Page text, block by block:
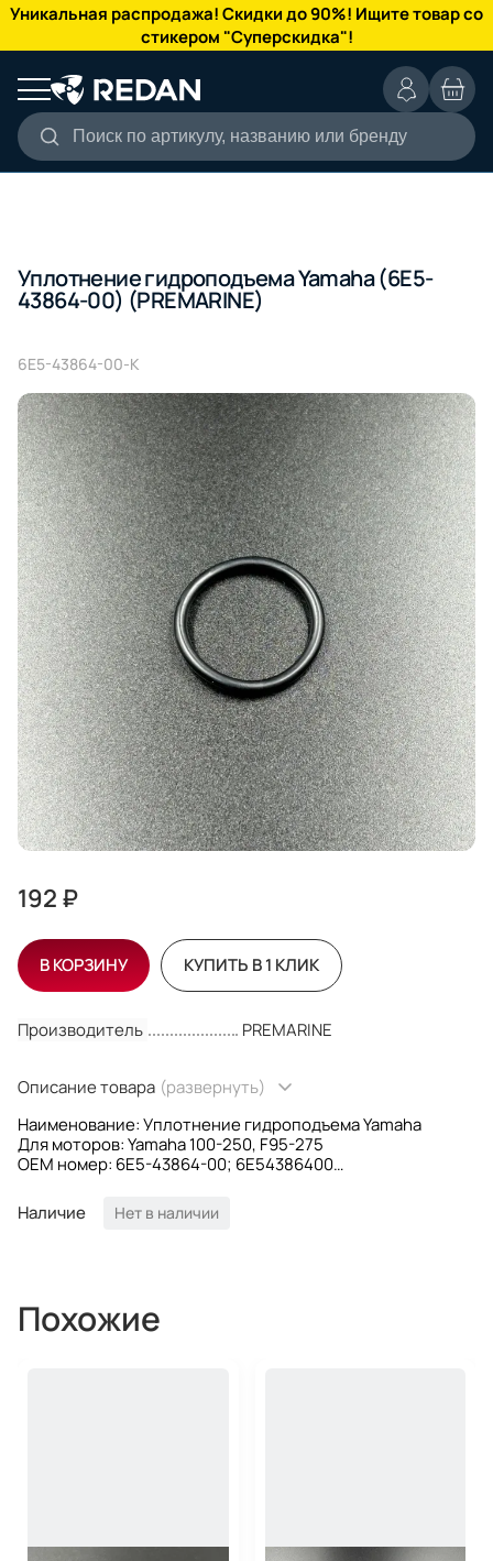
Уникальная распродажа! Скидки до 90%! Ищите товар со
стикером "Суперскидка"!
Поиск по артикулу, названию или бренду
КАТАЛОГ
Уплотнение гидроподъема Yamaha (6E5-
43864-00) (PREMARINE)
6E5-43864-00-K
Производитель PREMARINE
Описание товара (развернуть)
Наименование: Уплотнение гидроподъема Yamaha
Для моторов: Yamaha 100-250, F95-275
OEM номер: 6E5-43864-00; 6E54386400
Наличие
Нет в наличии
192 ₽
В КОРЗИНУ КУПИТЬ В 1 КЛИК
Похожие